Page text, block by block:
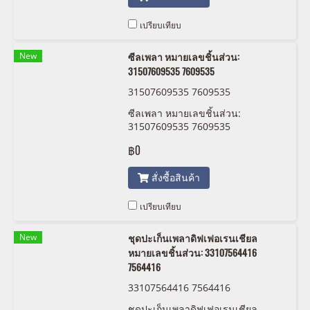
เปรียบเทียบ
New
ซีลเพลา หมายเลขชิ้นส่วน:
31507609535 7609535
31507609535 7609535
ซีลเพลา หมายเลขชิ้นส่วน:
31507609535 7609535
฿0
สั่งซื้อสินค้า
เปรียบเทียบ
New
ชุดปะเก็นเพลาดิฟเฟอเรนเชียล
หมายเลขชิ้นส่วน: 33107564416
7564416
33107564416 7564416